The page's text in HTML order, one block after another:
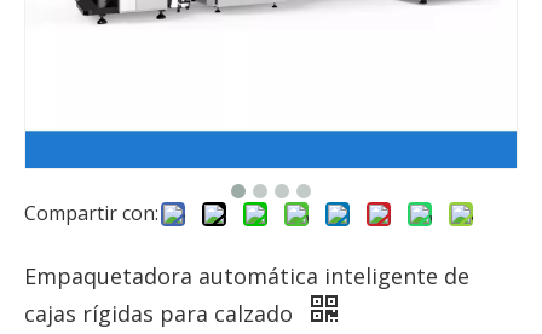
Compartir con:
Empaquetadora automática inteligente de
cajas rígidas para calzado